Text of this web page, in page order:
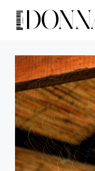
contenuto